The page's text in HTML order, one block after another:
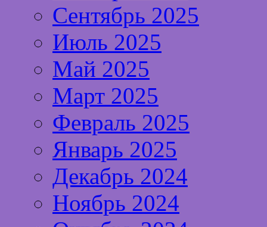
Сентябрь 2025
Июль 2025
Май 2025
Март 2025
Февраль 2025
Январь 2025
Декабрь 2024
Ноябрь 2024